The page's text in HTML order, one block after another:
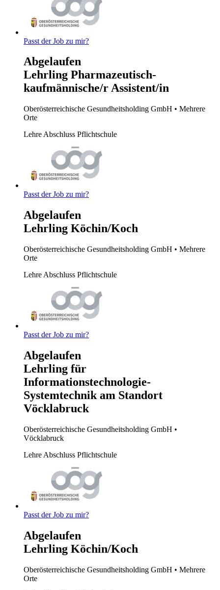
Passt der Job zu mir?
Abgelaufen
Lehrling Pharmazeutisch-
kaufmännische/r Assistent/in
Oberösterreichische Gesundheitsholding GmbH • Mehrere
Orte
Lehre Abschluss Pflichtschule
Passt der Job zu mir?
Abgelaufen
Lehrling Köchin/Koch
Oberösterreichische Gesundheitsholding GmbH • Mehrere
Orte
Lehre Abschluss Pflichtschule
Passt der Job zu mir?
Abgelaufen
Lehrling für
Informationstechnologie-
Systemtechnik am Standort
Vöcklabruck
Oberösterreichische Gesundheitsholding GmbH •
Vöcklabruck
Lehre Abschluss Pflichtschule
Passt der Job zu mir?
Abgelaufen
Lehrling Köchin/Koch
Oberösterreichische Gesundheitsholding GmbH • Mehrere
Orte